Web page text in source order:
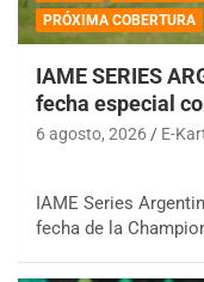
PRÓXIMA COBERTURA
IAME SERIES
fecha especial
6 agosto, 2026 E-
IAME Series
fecha de la